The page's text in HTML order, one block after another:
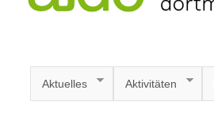
Aktuelles Aktivitäten